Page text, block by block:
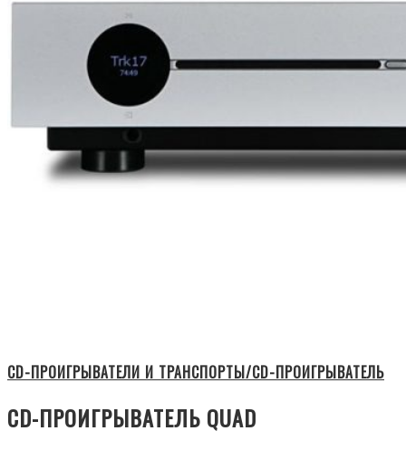
CD-ПРОИГРЫВАТЕЛИ И ТРАНСПОРТЫ/CD-ПРОИГРЫВАТЕЛЬ
CD-ПРОИГРЫВАТЕЛЬ QUAD